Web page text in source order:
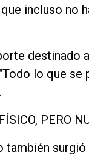
incluso no
lo que
PERO
también